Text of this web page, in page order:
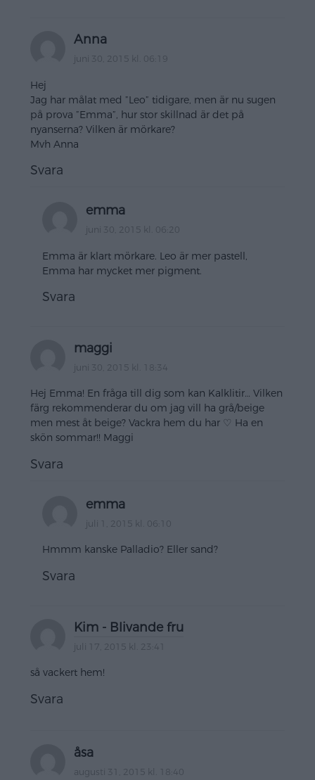
Anna
juni 30, 2015 kl. 06:19
Hej
Jag har målat med ”Leo” tidigare, men är nu sugen
på prova ”Emma”, hur stor skillnad är det på
nyanserna? Vilken är mörkare?
Mvh Anna
Svara
emma
juni 30, 2015 kl. 06:20
Emma är klart mörkare. Leo är mer pastell,
Emma har mycket mer pigment.
Svara
maggi
juni 30, 2015 kl. 18:34
Hej Emma! En fråga till dig som kan Kalklitir… Vilken
färg rekommenderar du om jag vill ha grå/beige
men mest åt beige? Vackra hem du har ♡ Ha en
skön sommar!! Maggi
Svara
emma
juli 1, 2015 kl. 06:10
Hmmm kanske Palladio? Eller sand?
Svara
Kim - Blivande fru
juli 17, 2015 kl. 23:41
så vackert hem!
Svara
åsa
augusti 31, 2015 kl. 18:40